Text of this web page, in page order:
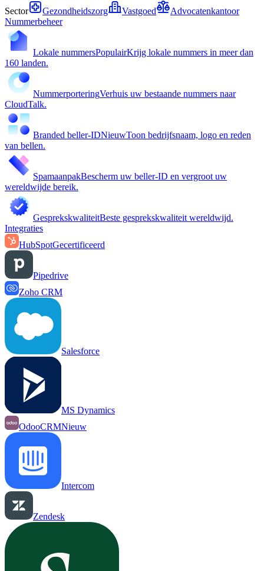
Sector
Gezondheidszorg Vastgoed
Advocatenkantoor
Nummerbeheer
Lokale nummersPopulairKrijg lokale nummers in meer dan
160 landen.
NummerporteringVerhuis uw bestaande nummers naar
CloudTalk.
Branded beller-IDNieuwToon bedrijfsnaam, logo en reden
van bellen.
SpamaanpakBescherm uw beller-ID en vergroot uw
wereldwijde bereik.
GesprekskwaliteitBeste gesprekskwaliteit wereldwijd.
Integraties
HubSpotGecertificeerd
Pipedrive
Zoho CRM
Salesforce
MS Dynamics
OdooCRMNieuw
Intercom
Zendesk